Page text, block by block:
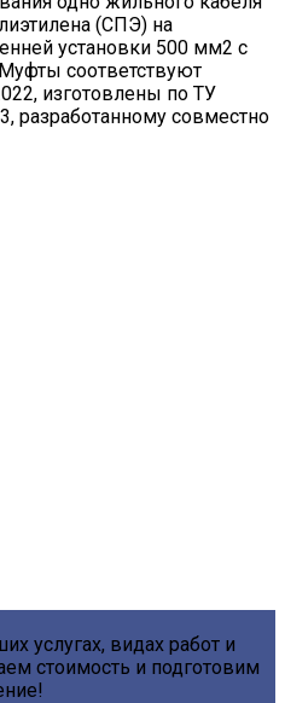
(СПЭ) на
установки 500 мм2 с
соответствуют
изготовлены по ТУ
разработанному совместно
услугах, видах работ и
стоимость и подготовим